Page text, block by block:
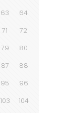
63
64
71
72
79
80
87
88
95
96
103
104